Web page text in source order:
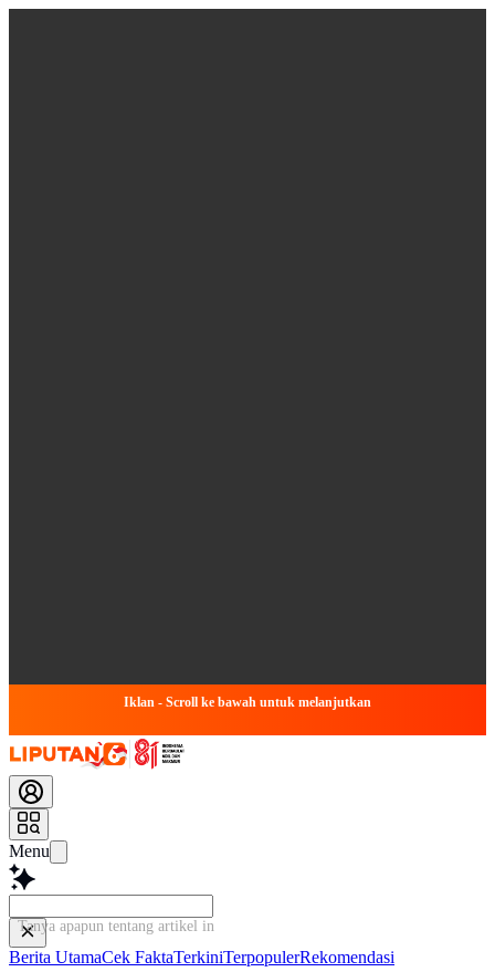
Iklan - Scroll ke bawah untuk melanjutkan
Menu
Tanya apapun tentang artikel ini...
Berita UtamaCek FaktaTerkiniTerpopulerRekomendasi